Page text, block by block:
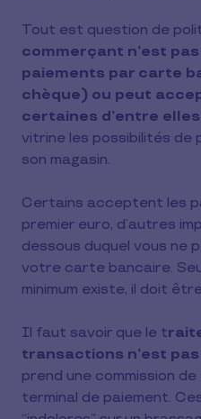
Tout est question de
commerçant n’est
paiements par carte
chèque) ou peut
certaines d’entre
vitrine les possibilités de
son magasin.
Certains acceptent les
premier euro, d’autres
dessous duquel vous ne
votre carte bancaire.
minimum existe, il doit
Il faut savoir que le t
transactions n’est
prend une commission
terminal de paiement.